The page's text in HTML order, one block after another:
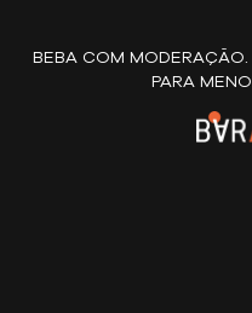
BEBA COM
PARA